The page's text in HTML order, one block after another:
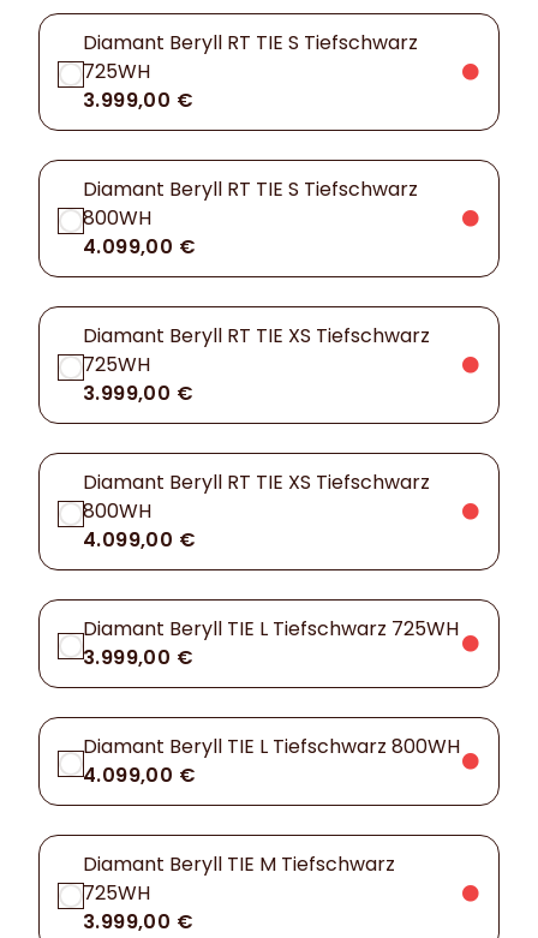
Diamant Beryll RT TIE S Tiefschwarz
725WH
3.999,00 €
Diamant Beryll RT TIE S Tiefschwarz
800WH
4.099,00 €
Diamant Beryll RT TIE XS Tiefschwarz
725WH
3.999,00 €
Diamant Beryll RT TIE XS Tiefschwarz
800WH
4.099,00 €
Diamant Beryll TIE L Tiefschwarz 725WH
3.999,00 €
Diamant Beryll TIE L Tiefschwarz 800WH
4.099,00 €
Diamant Beryll TIE M Tiefschwarz
725WH
3.999,00 €